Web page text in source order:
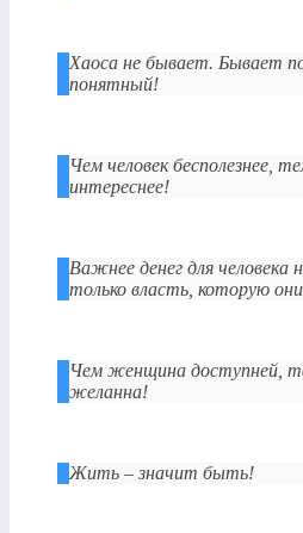
Хаоса не бывает. Бывает
понятный!
Чем человек бесполезнее,
интереснее!
Важнее денег для человека
только власть, которую
Чем женщина доступней,
желанна!
Жить – значит быть!